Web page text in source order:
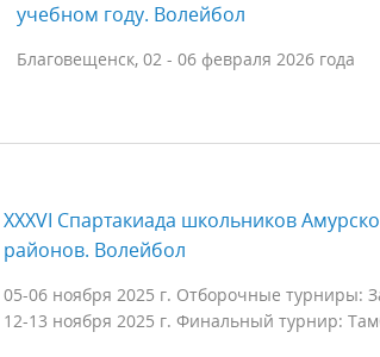
учебном году. Волейбол
Благовещенск, 02 - 06 февраля 2026 года
XXXVI Спартакиада школьников
районов. Волейбол
05-06 ноября 2025 г. Отборочные турниры:
12-13 ноября 2025 г. Финальный турнир: